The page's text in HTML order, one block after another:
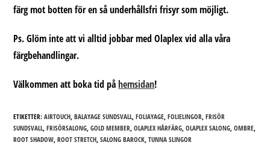
färg mot botten för en så underhållsfri frisyr som möjligt.
Ps. Glöm inte att vi alltid jobbar med Olaplex vid alla våra
färgbehandlingar.
Välkommen att boka tid på hemsidan!
ETIKETTER:AIRTOUCH, BALAYAGE SUNDSVALL, FOLIAYAGE, FOLIELINGOR, FRISÖR
SUNDSVALL, FRISÖRSALONG, GOLD MEMBER, OLAPLEX HÅRFÄRG, OLAPLEX SALONG, OMBRE,
ROOT SHADOW, ROOT STRETCH, SALONG BAROCK, TUNNA SLINGOR